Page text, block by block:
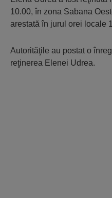
10.00, în zona Sabana
arestată în jurul orei locale
Autorităţile au postat o
reţinerea Elenei Udrea.